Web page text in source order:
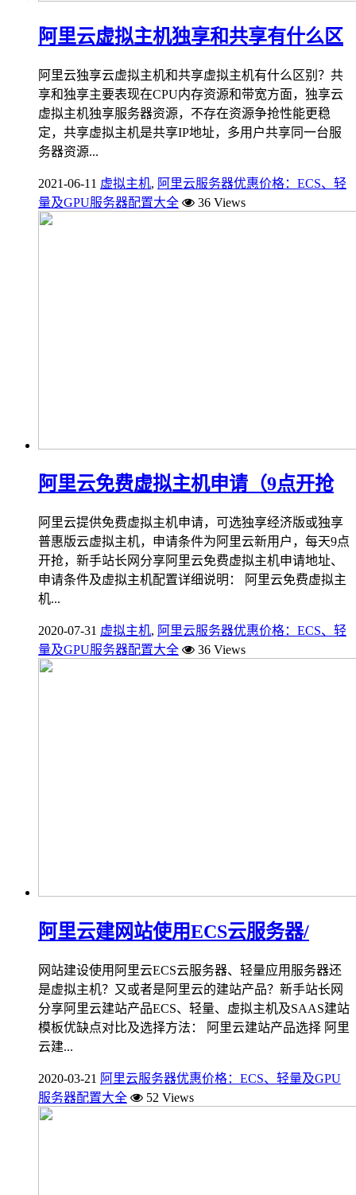
阿里云虚拟主机独享和共享有什么区
阿里云独享云虚拟主机和共享虚拟主机有什么区别？共
享和独享主要表现在CPU内存资源和带宽方面，独享云
虚拟主机独享服务器资源，不存在资源争抢性能更稳
定，共享虚拟主机是共享IP地址，多用户共享同一台服
务器资源...
2021-06-11 虚拟主机, 阿里云服务器优惠价格：ECS、轻
量及GPU服务器配置大全
36 Views
阿里云免费虚拟主机申请（9点开抢
阿里云提供免费虚拟主机申请，可选独享经济版或独享
普惠版云虚拟主机，申请条件为阿里云新用户，每天9点
开抢，新手站长网分享阿里云免费虚拟主机申请地址、
申请条件及虚拟主机配置详细说明： 阿里云免费虚拟主
机...
2020-07-31 虚拟主机, 阿里云服务器优惠价格：ECS、轻
量及GPU服务器配置大全
36 Views
阿里云建网站使用ECS云服务器/
网站建设使用阿里云ECS云服务器、轻量应用服务器还
是虚拟主机？又或者是阿里云的建站产品？新手站长网
分享阿里云建站产品ECS、轻量、虚拟主机及SAAS建站
模板优缺点对比及选择方法： 阿里云建站产品选择 阿里
云建...
2020-03-21 阿里云服务器优惠价格：ECS、轻量及GPU
服务器配置大全
52 Views